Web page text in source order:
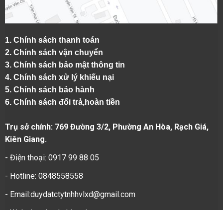
1. Chính sách thanh toán
2. Chính sách vận chuyển
3. Chính sách bảo mật thông tin
4. Chính sách xử lý khiếu nại
5. Chính sách bảo hành
6. Chính sách đổi trả,hoàn tiền
Trụ sở chính: 769 Đường 3/2, Phường An Hòa, Rạch Giá,
Kiên Giang.
- Điện thoại: 0917 99 88 05
- Hotline: 0848558558
- Email:duydatctytnhhvlxd@gmail.com